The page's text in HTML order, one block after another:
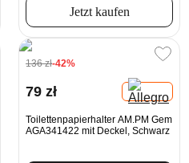
Jetzt kaufen
136 zł-42%
79 zł
Toilettenpapierhalter AM.PM Gem
AGA341422 mit Deckel, Schwarz